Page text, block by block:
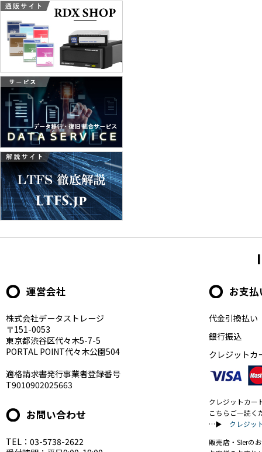
運営会社
株式会社データストレージ
〒151-0053
東京都渋谷区代々木5-7-5
PORTAL POINT代々木公園504
適格請求書発行事業者登録番号
T9010902025663
お問い合わせ
TEL：03-5738-2622
お支
代金引換払い
銀行振込
クレジットカ
クレジットカー
こちらご一読く
…▶ クレジッ
販売店・SIerの